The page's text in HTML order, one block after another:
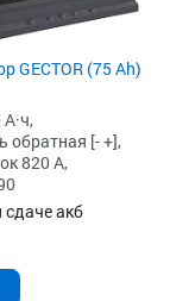
GECTOR (75 Ah)
обратная [- +],
820 А,
сдаче акб